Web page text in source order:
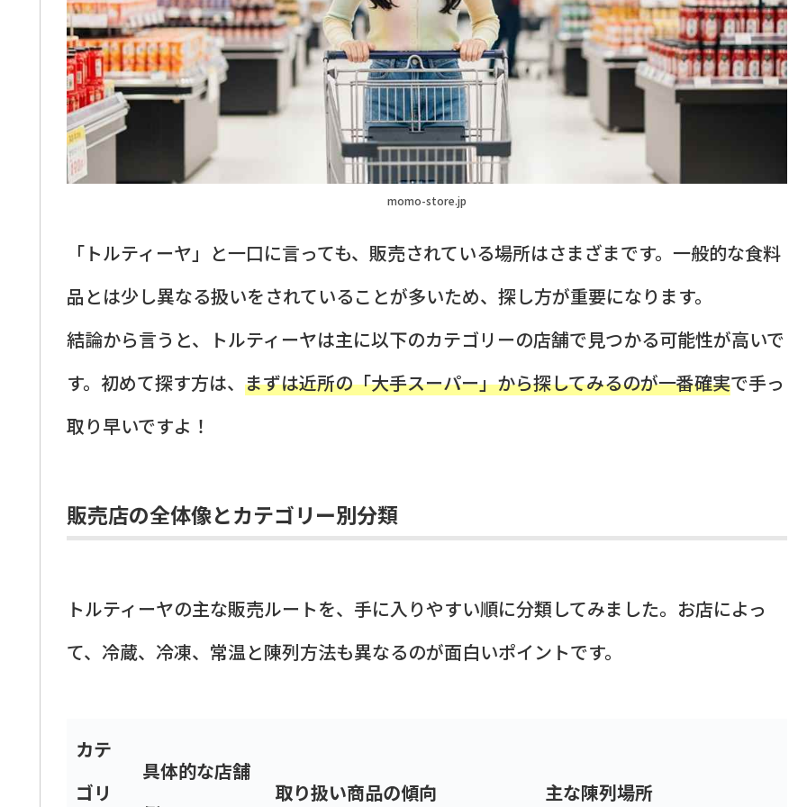
momo-store.jp
「トルティーヤ」と一口に言っても、販売されている場所はさまざまです。一般的な食料
品とは少し異なる扱いをされていることが多いため、探し方が重要になります。
結論から言うと、トルティーヤは主に以下のカテゴリーの店舗で見つかる可能性が高いで
す。初めて探す方は、 まずは近所の「大手スーパー」から探してみるのが一番確実で手っ
取り早いですよ！
販売店の全体像とカテゴリー別分類
トルティーヤの主な販売ルートを、手に入りやすい順に分類してみました。お店によっ
て、冷蔵、冷凍、常温と陳列方法も異なるのが面白いポイントです。
カテ
ゴリ
具体的な店舗
取り扱い商品の傾向 主な陳列場所